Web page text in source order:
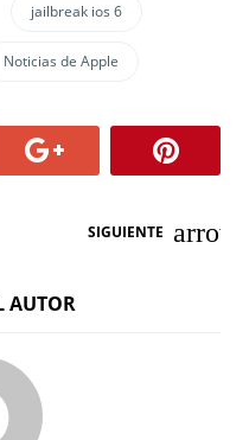
jailbreak ios 6
Noticias de Apple
SIGUIENTE
AUTOR